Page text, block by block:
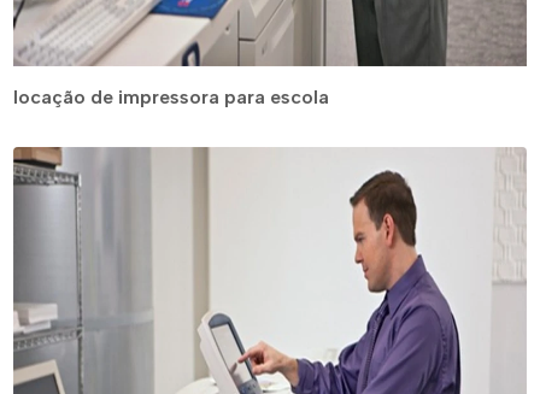
locação de impressora para escola